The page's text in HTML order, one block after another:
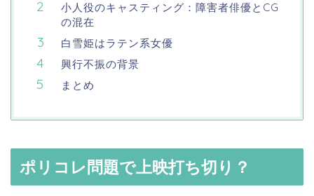
小人役のキャスティング：障害者俳優とCG
の混在
白雪姫はラテン系女優
興行不振の背景
まとめ
ポリコレ問題で上映打ち切り？